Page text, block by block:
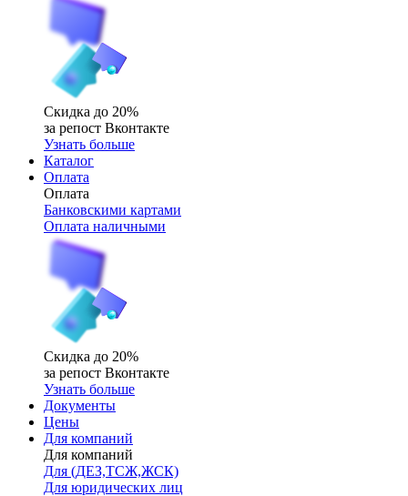
Скидка до 20%
за репост Вконтакте
Узнать больше
Каталог
Оплата
Оплата
Банковскими картами
Оплата наличными
Скидка до 20%
за репост Вконтакте
Узнать больше
Документы
Цены
Для компаний
Для компаний
Для (ДЕЗ,ТСЖ,ЖСК)
Для юридических лиц